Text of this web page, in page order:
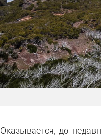
Оказывается, до